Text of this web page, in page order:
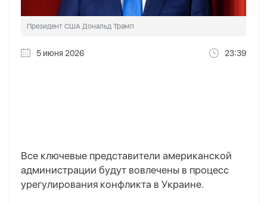
Президент США Дональд Трамп
5 июня 2026 23:39
Все ключевые представители американской
администрации будут вовлечены в процесс
урегулирования конфликта в Украине.